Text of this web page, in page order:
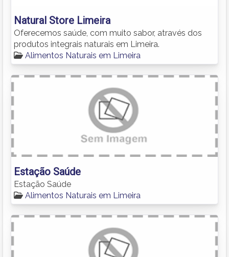
Natural Store Limeira
Oferecemos saúde, com muito sabor, através dos
produtos integrais naturais em Limeira.
Alimentos Naturais em Limeira
Estação Saúde
Estação Saúde
Alimentos Naturais em Limeira